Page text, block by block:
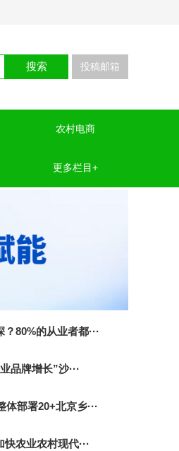
搜索 投稿邮箱
农村电商
更多栏目+
80%的从业者都···
品牌增长”沙···
部署20+北京乡···
农业农村现代···